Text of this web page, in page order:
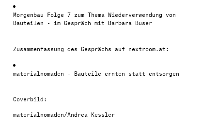
Morgenbau Folge 7 zum Thema Wiederverwendung von
Bauteilen - im Gespräch mit Barbara Buser
Zusammenfassung des Gesprächs auf nextroom.at:
materialnomaden – Bauteile ernten statt entsorgen
Coverbild:
materialnomaden/Andrea Kessler